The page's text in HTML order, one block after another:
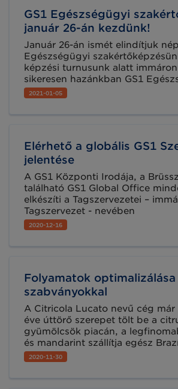
GS1 Egészségügyi
január 26-án kezdünk!
Január 26-án ismét elindítjuk
Egészségügyi
képzési turnusunk alatt
sikeresen hazánkban GS1
szakértőként. Ne maradjon le a
lehetőségről, jelentkezzen még
2021-01-05
Elérhető a globális GS1
jelentése
A GS1 Központi Irodája, a
található GS1 Global Office
elkészíti a Tagszervezetei –
Tagszervezet - nevében
Szabványszervezetünk
Jelentését. Az Annual Report
2020-12-16
Folyamatok optimalizálása
szabványokkal
A Citricola Lucato nevű cég
éve úttörő szerepet tölt be a
gyümölcsök piacán, a
és mandarint szállítja egész
csomagoló részlege korszerű
van felszerelve és Brazília
2020-11-30